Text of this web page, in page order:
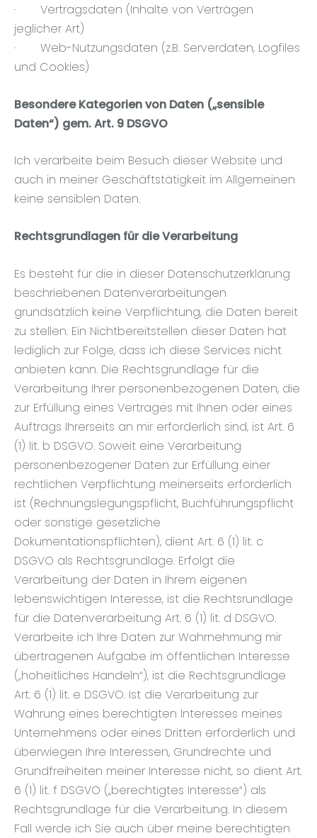
· Vertragsdaten (Inhalte von Verträgen
jeglicher Art)
· Web-Nutzungsdaten (z.B. Serverdaten, Logfiles
und Cookies)
Besondere Kategorien von Daten („sensible
Daten“) gem. Art. 9 DSGVO
Ich verarbeite beim Besuch dieser Website und
auch in meiner Geschäftstätigkeit im Allgemeinen
keine sensiblen Daten.
Rechtsgrundlagen für die Verarbeitung
Es besteht für die in dieser Datenschutzerklärung
beschriebenen Datenverarbeitungen
grundsätzlich keine Verpflichtung, die Daten bereit
zu stellen. Ein Nichtbereitstellen dieser Daten hat
lediglich zur Folge, dass ich diese Services nicht
anbieten kann. Die Rechtsgrundlage für die
Verarbeitung Ihrer personenbezogenen Daten, die
zur Erfüllung eines Vertrages mit Ihnen oder eines
Auftrags Ihrerseits an mir erforderlich sind, ist Art. 6
(1) lit. b DSGVO. Soweit eine Verarbeitung
personenbezogener Daten zur Erfüllung einer
rechtlichen Verpflichtung meinerseits erforderlich
ist (Rechnungslegungspflicht, Buchführungspflicht
oder sonstige gesetzliche
Dokumentationspflichten), dient Art. 6 (1) lit. c
DSGVO als Rechtsgrundlage. Erfolgt die
Verarbeitung der Daten in Ihrem eigenen
lebenswichtigen Interesse, ist die Rechtsrundlage
für die Datenverarbeitung Art. 6 (1) lit. d DSGVO.
Verarbeite ich Ihre Daten zur Wahrnehmung mir
übertragenen Aufgabe im öffentlichen Interesse
(„hoheitliches Handeln“), ist die Rechtsgrundlage
Art. 6 (1) lit. e DSGVO. Ist die Verarbeitung zur
Wahrung eines berechtigten Interesses meines
Unternehmens oder eines Dritten erforderlich und
überwiegen Ihre Interessen, Grundrechte und
Grundfreiheiten meiner Interesse nicht, so dient Art.
6 (1) lit. f DSGVO („berechtigtes Interesse“) als
Rechtsgrundlage für die Verarbeitung. In diesem
Fall werde ich Sie auch über meine berechtigten